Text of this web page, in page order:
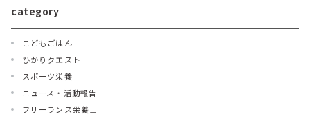
category
こどもごはん
ひかりクエスト
スポーツ栄養
ニュース・活動報告
フリーランス栄養士